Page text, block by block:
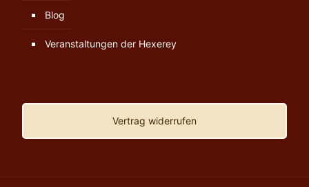
Blog
Veranstaltungen der Hexerey
Vertrag widerrufen